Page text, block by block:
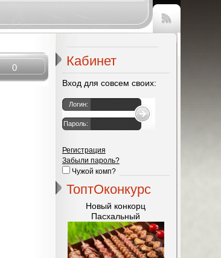
Чтение
RSS
0
Кабинет
Вход для совсем своих:
Логин:
Пароль:
Регистрация
Забыли пароль?
Чужой комп?
ТоптОконкурс
Новый конкорц
Пасхальный